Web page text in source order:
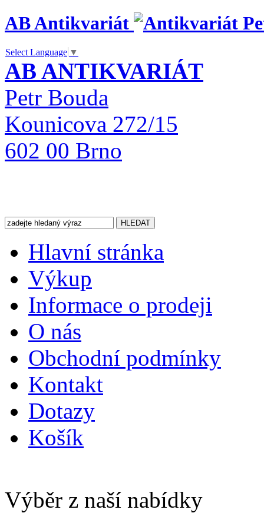
AB Antikvariát
Select Language ▼
AB ANTIKVARIÁT
Petr Bouda
Kounicova 272/15
602 00 Brno
Hlavní stránka
Výkup
Informace o prodeji
O nás
Obchodní podmínky
Kontakt
Dotazy
Košík
Výběr z naší nabídky